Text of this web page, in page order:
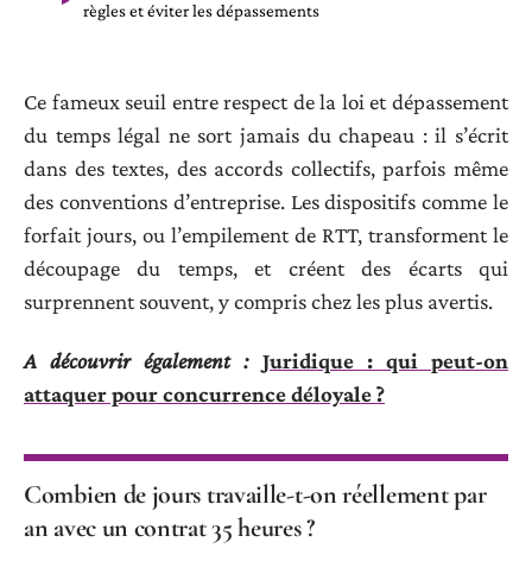
règles et éviter les dépassements
Ce fameux seuil entre respect de la loi et dépassement
du temps légal ne sort jamais du chapeau : il s’écrit
dans des textes, des accords collectifs, parfois même
des conventions d’entreprise. Les dispositifs comme le
forfait jours, ou l’empilement de RTT, transforment le
découpage du temps, et créent des écarts qui
surprennent souvent, y compris chez les plus avertis.
A découvrir également : Juridique : qui peut-on
attaquer pour concurrence déloyale ?
Combien de jours travaille-t-on réellement par
an avec un contrat 35 heures ?